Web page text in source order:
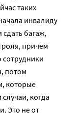
таких
инвалиду
сдать багаж,
причем
сотрудники
потом
которые
когда
Это не от